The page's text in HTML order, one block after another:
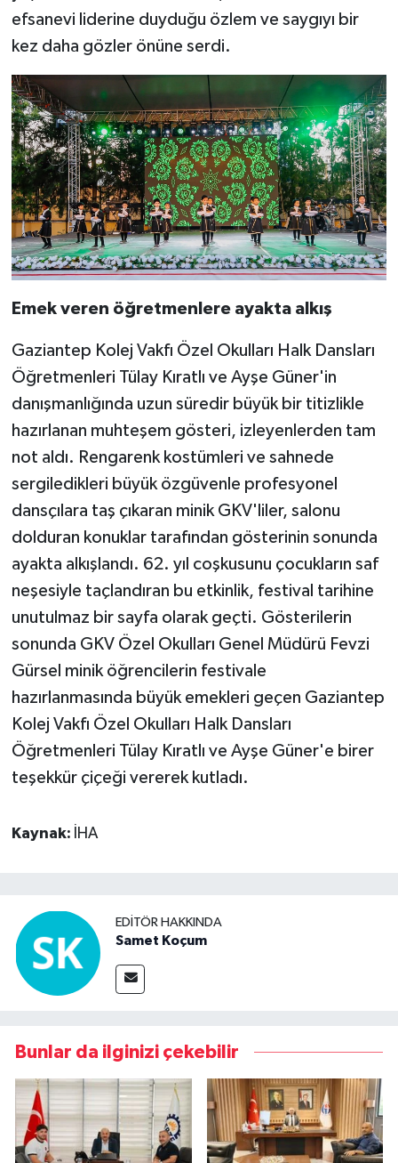
efsanevi liderine duyduğu özlem ve saygıyı bir
kez daha gözler önüne serdi.
Emek veren öğretmenlere ayakta alkış
Gaziantep Kolej Vakfı Özel Okulları Halk Dansları
Öğretmenleri Tülay Kıratlı ve Ayşe Güner'in
danışmanlığında uzun süredir büyük bir titizlikle
hazırlanan muhteşem gösteri, izleyenlerden tam
not aldı. Rengarenk kostümleri ve sahnede
sergiledikleri büyük özgüvenle profesyonel
dansçılara taş çıkaran minik GKV'liler, salonu
dolduran konuklar tarafından gösterinin sonunda
ayakta alkışlandı. 62. yıl coşkusunu çocukların saf
neşesiyle taçlandıran bu etkinlik, festival tarihine
unutulmaz bir sayfa olarak geçti. Gösterilerin
sonunda GKV Özel Okulları Genel Müdürü Fevzi
Gürsel minik öğrencilerin festivale
hazırlanmasında büyük emekleri geçen Gaziantep
Kolej Vakfı Özel Okulları Halk Dansları
Öğretmenleri Tülay Kıratlı ve Ayşe Güner'e birer
teşekkür çiçeği vererek kutladı.
Kaynak: İHA
EDITÖR HAKKINDA
Samet Koçum
Bunlar da ilginizi çekebilir